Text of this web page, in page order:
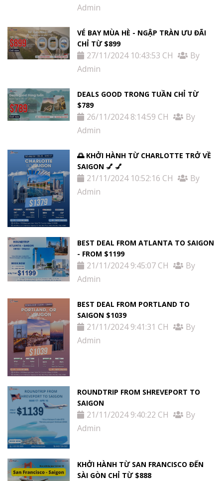
Trang
Vé
Máy
Tour
Miễn
Thị
Thực
Việt
Dịch
vụ
khác
Khuyến
mãi
Tin
tức
Admin
VÉ BAY MÙA HÈ - NGẬP TRÀN ƯU ĐÃI
CHỈ TỪ $899
27/11/2024 10:43:53 CH
By
Admin
DEALS GOOD TRONG TUẦN CHỈ TỪ
$789
26/11/2024 8:14:59 CH
By
Admin
🌅 KHỞI HÀNH TỪ CHARLOTTE TRỞ VỀ
SAIGON 💅 💅
21/11/2024 10:52:16 CH
By
Admin
BEST DEAL FROM ATLANTA TO SAIGON
- FROM $1199
21/11/2024 9:45:07 CH
By
Admin
BEST DEAL FROM PORTLAND TO
SAIGON $1039
21/11/2024 9:41:31 CH
By
Admin
ROUNDTRIP FROM SHREVEPORT TO
SAIGON
21/11/2024 9:40:22 CH
By
Admin
KHỞI HÀNH TỪ SAN FRANCISCO ĐẾN
SÀI GÒN CHỈ TỪ $888